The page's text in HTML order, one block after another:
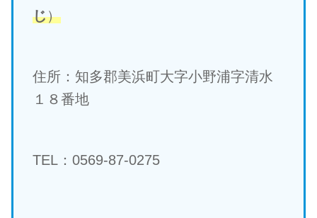
じ）
住所： 知多郡美浜町大字小野浦字清水
１８番地
TEL：0569-87-0275